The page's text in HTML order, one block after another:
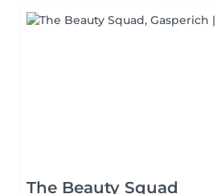
The Beauty Squad